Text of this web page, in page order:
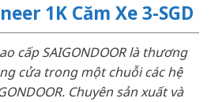
1K Căm Xe 3-SGD
cấp SAIGONDOOR là thương
cửa trong một chuỗi các hệ
Chuyên sản xuất và